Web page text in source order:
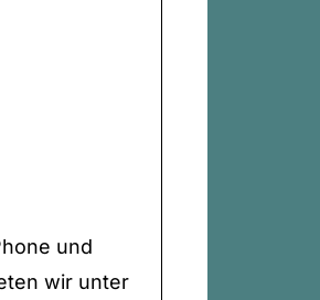
und
wir unter